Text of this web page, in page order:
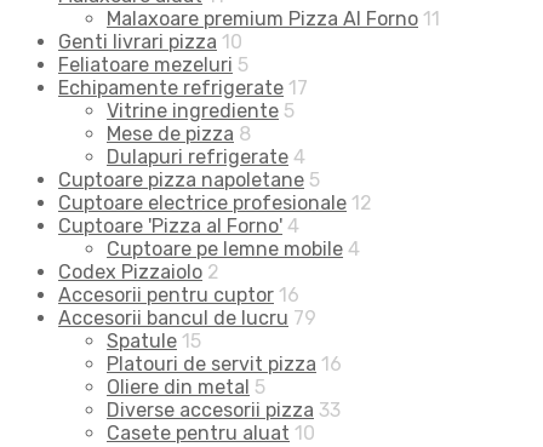
Malaxoare premium Pizza Al Forno 11
Genti livrari pizza 10
Feliatoare mezeluri 5
Echipamente refrigerate 17
Vitrine ingrediente 5
Mese de pizza 8
Dulapuri refrigerate 4
Cuptoare pizza napoletane 5
Cuptoare electrice profesionale 12
Cuptoare 'Pizza al Forno' 4
Cuptoare pe lemne mobile 4
Codex Pizzaiolo 2
Accesorii pentru cuptor 16
Accesorii bancul de lucru 79
Spatule 15
Platouri de servit pizza 16
Oliere din metal 5
Diverse accesorii pizza 33
Casete pentru aluat 10